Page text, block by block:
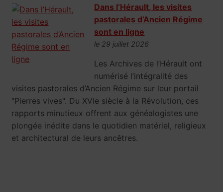
Dans l’Hérault, les visites
pastorales d’Ancien Régime
sont en ligne
le 29 juillet 2026
Les Archives de l’Hérault ont
numérisé l’intégralité des
visites pastorales d’Ancien Régime sur leur portail
"Pierres vives". Du XVIe siècle à la Révolution, ces
rapports minutieux offrent aux généalogistes une
plongée inédite dans le quotidien matériel, religieux
et architectural de leurs ancêtres.